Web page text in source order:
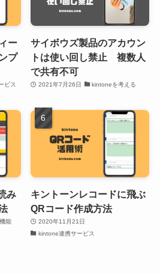
ー
プ
ビス
サイボウズ製品のアカウン
トは使い回し禁止 複数人
で共有不可
2021年7月26日 kintoneを考える
み
能
キントーンレコードに飛ぶ
QRコード作成方法
2020年11月21日
kintone連携サービス